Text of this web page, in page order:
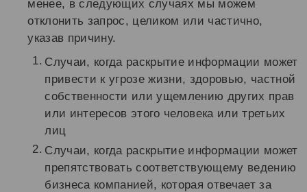
менее, в следующих случаях мы можем
отклонить запрос, целиком или частично,
указав причину.
Случаи, когда раскрытие информации может
привести к угрозе жизни, здоровью, частной
собственности или ущемлению других прав
или интересов этого человека или третьих
лиц
Случаи, когда раскрытие информации может
препятствовать соответствующему ведению
бизнеса компанией, которая отвечает за